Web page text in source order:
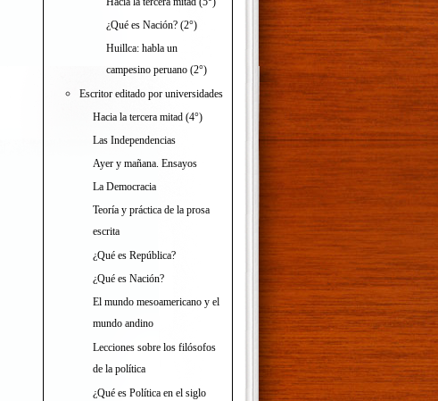
¿Qué es Nación? (2°)
Huillca: habla un
campesino peruano (2°)
Escritor editado por universidades
Hacia la tercera mitad (4°)
Las Independencias
Ayer y mañana. Ensayos
La Democracia
Teoría y práctica de la prosa
escrita
¿Qué es República?
¿Qué es Nación?
El mundo mesoamericano y el
mundo andino
Lecciones sobre los filósofos
de la política
¿Qué es Política en el siglo